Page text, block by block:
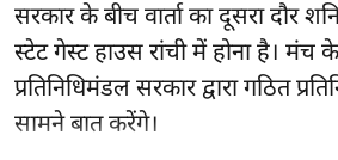
सरकार के बीच वार्ता का दूसरा दौर
स्टेट गेस्ट हाउस रांची में होना है। मंच
प्रतिनिधिमंडल सरकार द्वारा गठित
सामने बात करेंगे।